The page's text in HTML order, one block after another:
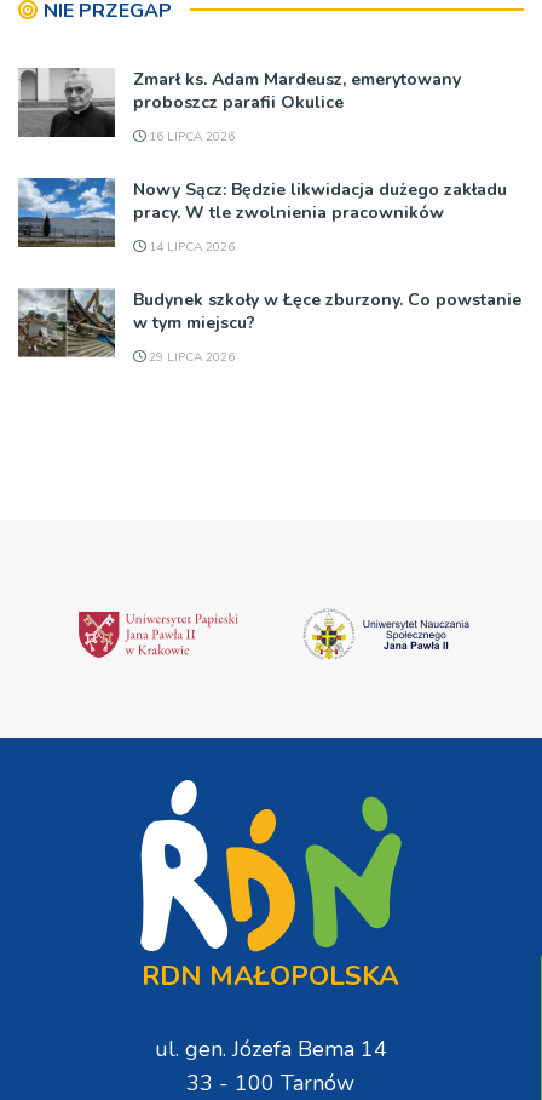
NIE PRZEGAP
Zmarł ks. Adam Mardeusz, emerytowany
proboszcz parafii Okulice
16 LIPCA 2026
Nowy Sącz: Będzie likwidacja dużego zakładu
pracy. W tle zwolnienia pracowników
14 LIPCA 2026
Budynek szkoły w Łęce zburzony. Co powstanie
w tym miejscu?
29 LIPCA 2026
RDN MAŁOPOLSKA
ul. gen. Józefa Bema 14
33 - 100 Tarnów